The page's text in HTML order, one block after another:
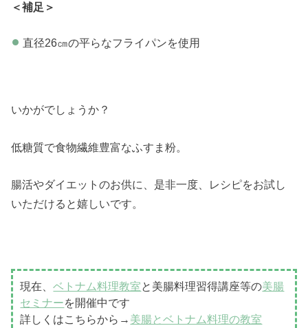
＜補足＞
直径26㎝の平らなフライパンを使用
いかがでしょうか？
低糖質で食物繊維豊富なふすま粉。
腸活やダイエットのお供に、是非一度、レシピをお試し
いただけると嬉しいです。
現在、ベトナム料理教室と美腸料理習得講座等の美腸
セミナーを開催中です
詳しくはこちらから→ 美腸とベトナム料理の教室